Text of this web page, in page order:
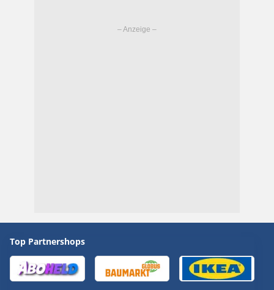
Top Partnershops